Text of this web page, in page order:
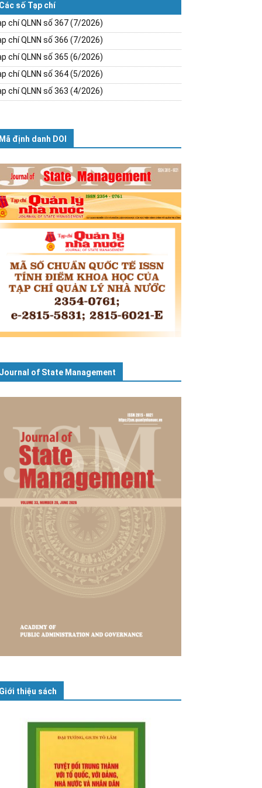
Các số Tạp chí
chí QLNN số 367 (7/2026)
chí QLNN số 366 (7/2026)
chí QLNN số 365 (6/2026)
chí QLNN số 364 (5/2026)
chí QLNN số 363 (4/2026)
Mã định danh DOI
Journal of State Management
Giới thiệu sách